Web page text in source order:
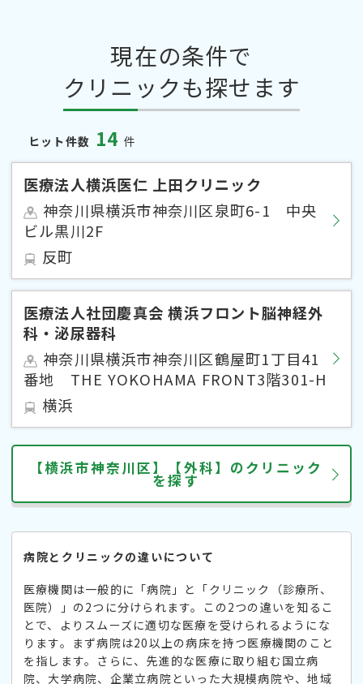
現在の条件で
クリニックも探せます
ヒット件数 14 件
医療法人横浜医仁 上田クリニック
神奈川県横浜市神奈川区泉町6-1 中央
ビル黒川2F
反町
医療法人社団慶真会 横浜フロント脳神経外
科・泌尿器科
神奈川県横浜市神奈川区鶴屋町1丁目41
番地 THE YOKOHAMA FRONT3階301-H
横浜
【横浜市神奈川区】【外科】のクリニック
を探す
病院とクリニックの違いについて
医療機関は一般的に「病院」と「クリニック（診療所、
医院）」の2つに分けられます。この2つの違いを知るこ
とで、よりスムーズに適切な医療を受けられるようにな
ります。まず病院は20以上の病床を持つ医療機関のこと
を指します。さらに、先進的な医療に取り組む国立病
院、大学病院、企業立病院といった大規模病院や、地域